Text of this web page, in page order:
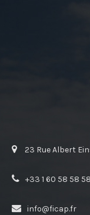
23 Rue Albert
+33 1 60 58 58 58
info@ficap.fr